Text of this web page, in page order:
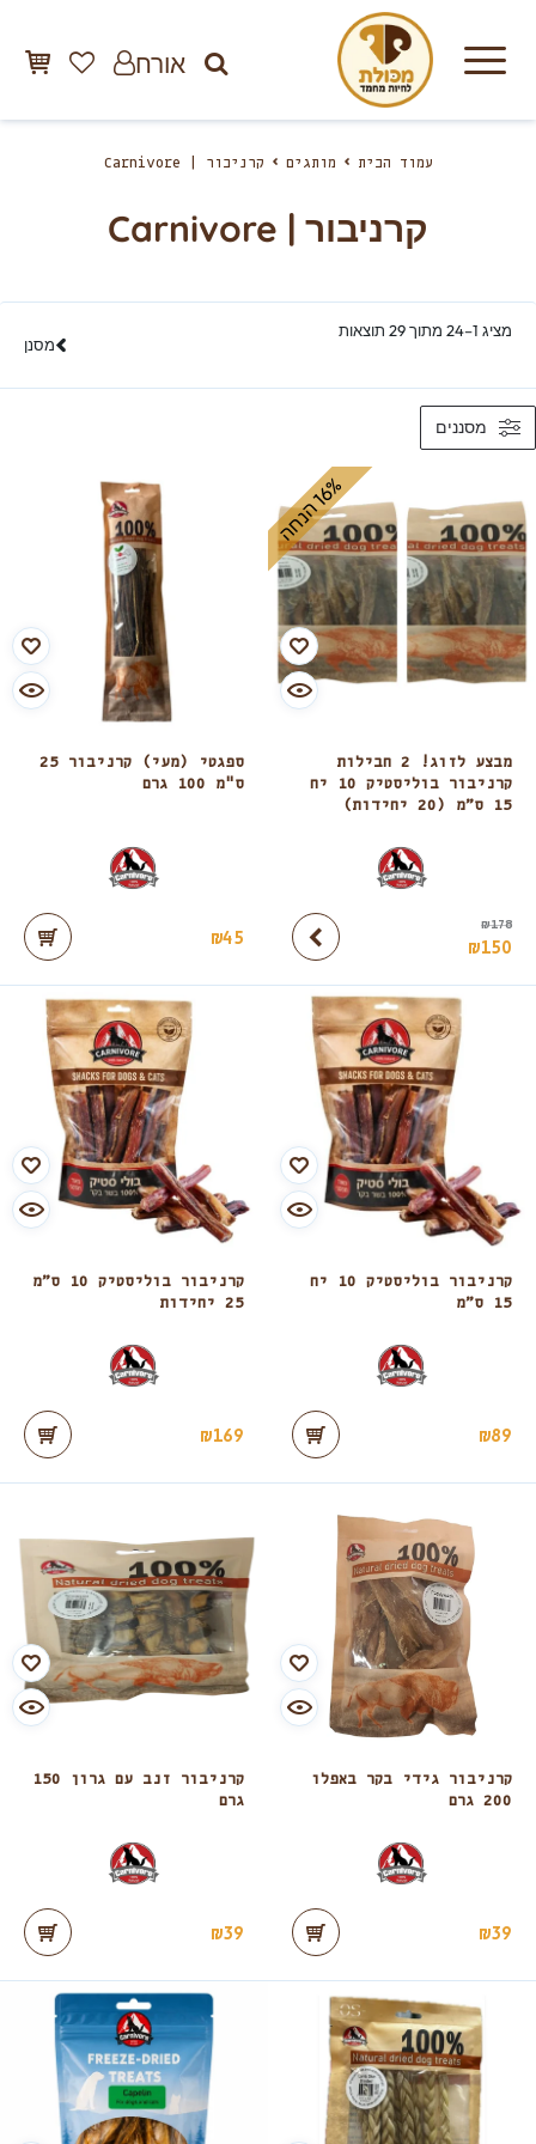
אורח
עמוד הבית מותגים קרניבור | Carnivore
קרניבור | Carnivore
מציג 1–24 מתוך 29 תוצאות
מסנן
מסננים
מבצע לזוג! 2 חבילות
קרניבור בוליסטיק 10 יח
15 ס”מ (20 יחידות)
₪178
₪150
1
6
%
ה
נ
ח
ה
ספגטי (מעי) קרניבור 25
ס"מ 100 גרם
₪45
קרניבור בוליסטיק 10 יח
15 ס”מ
₪89
קרניבור בוליסטיק 10 ס”מ
25 יחידות
₪169
קרניבור גידי בקר באפלו
200 גרם
₪39
קרניבור זנב עם גרון 150
גרם
₪39